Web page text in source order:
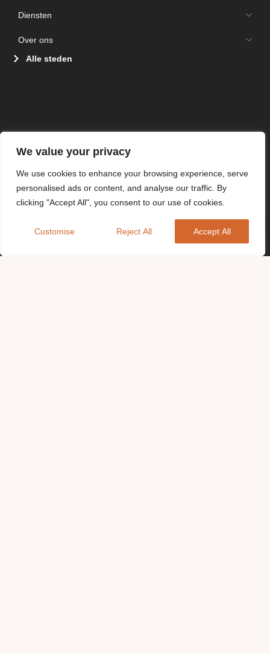
We value your privacy
We use cookies to enhance your browsing experience, serve
personalised ads or content, and analyse our traffic. By
clicking "Accept All", you consent to our use of cookies.
Customise Reject All Accept All
Diensten
Over ons
Alle steden